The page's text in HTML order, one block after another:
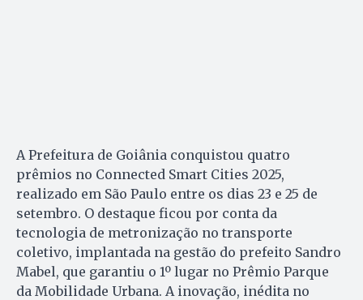
A Prefeitura de Goiânia conquistou quatro
prêmios no Connected Smart Cities 2025,
realizado em São Paulo entre os dias 23 e 25 de
setembro. O destaque ficou por conta da
tecnologia de metronização no transporte
coletivo, implantada na gestão do prefeito Sandro
Mabel, que garantiu o 1º lugar no Prêmio Parque
da Mobilidade Urbana. A inovação, inédita no